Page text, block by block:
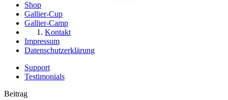
Shop
Gallier-Cup
Gallier-Camp
Kontakt
Impressum
Datenschutzerklärung
Support
Testimonials
Beitrag